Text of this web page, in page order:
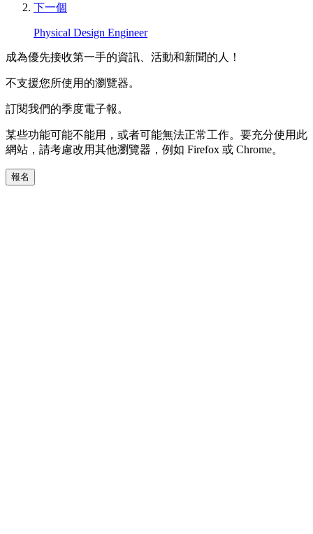
下一個
Physical Design Engineer
成為優先接收第一手的資訊、活動和新聞的人！
不支援您所使用的瀏覽器。
訂閱我們的季度電子報。
某些功能可能不能用，或者可能無法正常工作。要充分使用此
網站，請考慮改用其他瀏覽器，例如 Firefox 或 Chrome。
報名